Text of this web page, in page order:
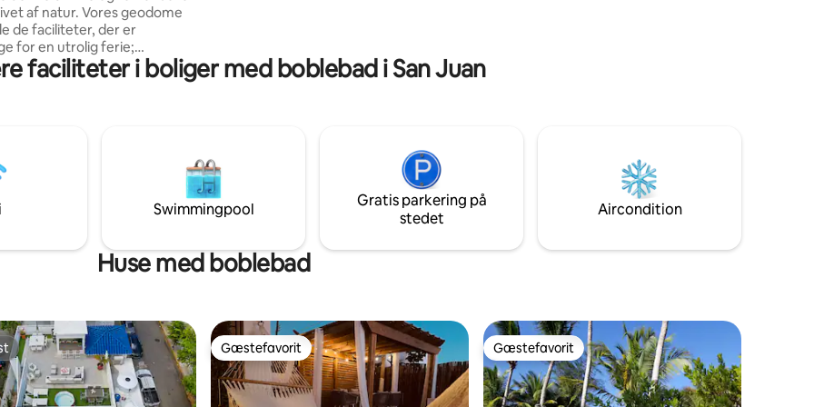
af natur. Vores geodome
de faciliteter, der er
for en utrolig ferie;
queensize-dobbeltseng,
badeværelse,
af den berømte Charco
du ankommer til Green
kommer du ind i dit eget
for en
faciliteter i boliger med boblebad i San Juan
Swimmingpool
Gratis parkering på
stedet
Aircondition
Huse med boblebad
Gæstefavorit
Gæstefavorit Gæstefavorit
Gæstefavorit